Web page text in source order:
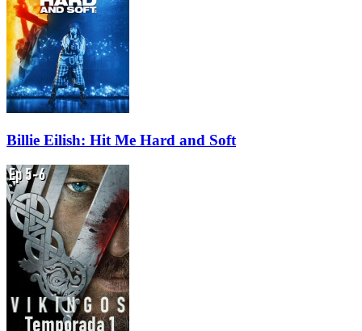
Billie Eilish: Hit Me Hard and Soft